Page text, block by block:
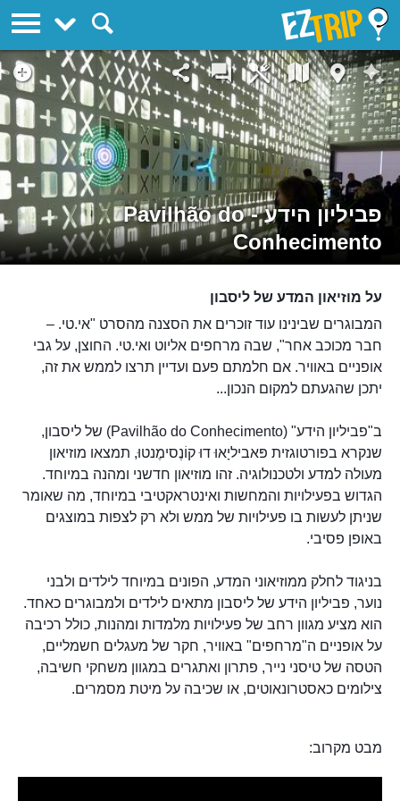
פביליון הידע - Pavilhão do
Conhecimento
על מוזיאון המדע של ליסבון
המבוגרים שבינינו עוד זוכרים את הסצנה מהסרט "אי.טי. –
חבר מכוכב אחר", שבה מרחפים אליוט ואי.טי. החוצן, על גבי
אופניים באוויר. אם חלמתם פעם ועדיין תרצו לממש את זה,
יתכן שהגעתם למקום הנכון...
ב"פביליון הידע" (Pavilhão do Conhecimento) של ליסבון,
שנקרא בפורטוגזית פּאביליָאוּ דוּ קוֹנֶסימֶנטוּ, תמצאו מוזיאון
מעולה למדע ולטכנולוגיה. זהו מוזיאון חדשני ומהנה במיוחד.
הגדוש בפעילויות והמחשות ואינטראקטיבי במיוחד, מה שאומר
שניתן לעשות בו פעילויות של ממש ולא רק לצפות במוצגים
באופן פסיבי.
בניגוד לחלק ממוזיאוני המדע, הפונים במיוחד לילדים ולבני
נוער, פביליון הידע של ליסבון מתאים לילדים ולמבוגרים כאחד.
הוא מציע מגוון רחב של פעילויות מלמדות ומהנות, כולל רכיבה
על אופניים ה"מרחפים" באוויר, חקר של מעגלים חשמליים,
הטסה של טיסני נייר, פתרון ואתגרים במגוון משחקי חשיבה,
צילומים כאסטרונאוטים, או שכיבה על מיטת מסמרים.
מבט מקרוב:
EZTrip